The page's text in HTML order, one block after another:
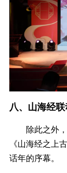
八、山海经
除此之外，
《山海经之上
话年的序幕。